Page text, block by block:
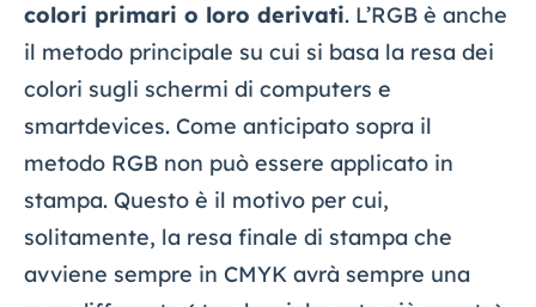
colori primari o loro derivati. L’RGB è anche
il metodo principale su cui si basa la resa dei
colori sugli schermi di computers e
smartdevices. Come anticipato sopra il
metodo RGB non può essere applicato in
stampa. Questo è il motivo per cui,
solitamente, la resa finale di stampa che
avviene sempre in CMYK avrà sempre una